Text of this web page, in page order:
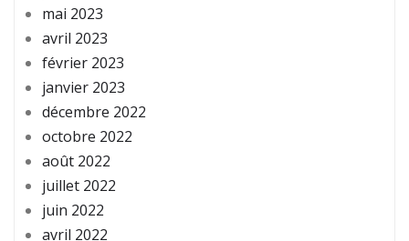
mai 2023
avril 2023
février 2023
janvier 2023
décembre 2022
octobre 2022
août 2022
juillet 2022
juin 2022
avril 2022